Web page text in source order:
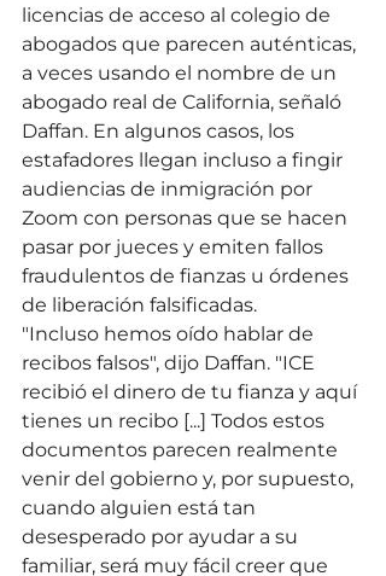
licencias de acceso al colegio de
abogados que parecen auténticas,
a veces usando el nombre de un
abogado real de California, señaló
Daffan. En algunos casos, los
estafadores llegan incluso a fingir
audiencias de inmigración por
Zoom con personas que se hacen
pasar por jueces y emiten fallos
fraudulentos de fianzas u órdenes
de liberación falsificadas.
"Incluso hemos oído hablar de
recibos falsos", dijo Daffan. "ICE
recibió el dinero de tu fianza y aquí
tienes un recibo [...] Todos estos
documentos parecen realmente
venir del gobierno y, por supuesto,
cuando alguien está tan
desesperado por ayudar a su
familiar, será muy fácil creer que